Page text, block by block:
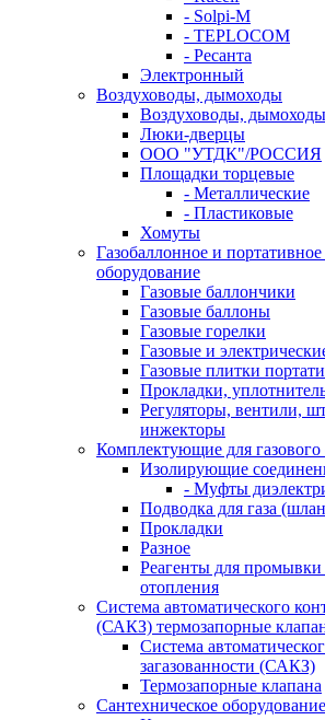
- Solpi-M
- TEPLOCOM
- Ресанта
Электронный
Воздуховоды, дымоходы
Воздуховоды, дымоходы
Люки-дверцы
ООО "УТДК"/РОССИЯ
Площадки торцевые
- Металлические
- Пластиковые
Хомуты
Газобаллонное и портативное
оборудование
Газовые баллончики
Газовые баллоны
Газовые горелки
Газовые и
Газовые плитки
Прокладки,
Регуляторы, вентили,
инжекторы
Комплектующие для газового
Изолирующие
- Муфты
Подводка для газа
Прокладки
Разное
Реагенты для промывки
отопления
Система автоматического
(САКЗ) термозапорные
Система
загазованности (САКЗ)
Термозапорные клапана
Сантехническое